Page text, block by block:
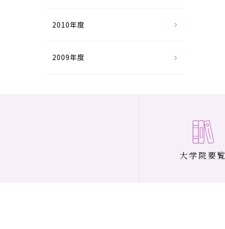
2010年度
2009年度
大学院要覧